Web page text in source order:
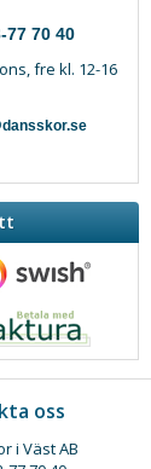
77 70 40
fre kl. 12-16
oss
i Väst AB